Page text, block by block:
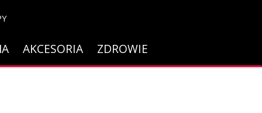
AKCESORIA ZDROWIE